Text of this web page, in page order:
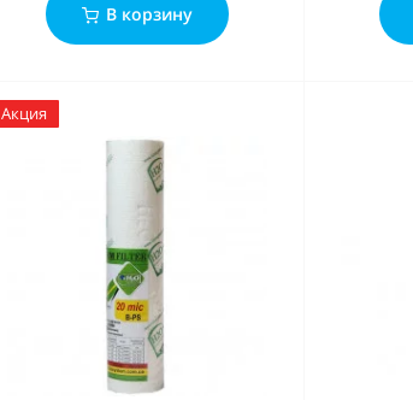
В корзину
Акция